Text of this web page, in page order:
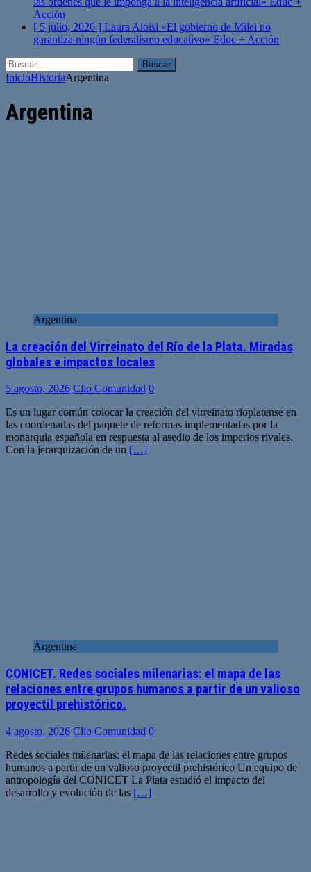
Acción
[ 5 julio, 2026 ] Laura Aloisi «El gobierno de Milei no
garantiza ningún federalismo educativo» Educ + Acción
Buscar:
InicioHistoriaArgentina
Argentina
Argentina
La creación del Virreinato del Río de la Plata. Miradas
globales e impactos locales
5 agosto, 2026 Clio Comunidad 0
Es un lugar común colocar la creación del virreinato rioplatense en
las coordenadas del paquete de reformas implementadas por la
monarquía española en respuesta al asedio de los imperios rivales.
Con la jerarquización de un […]
Argentina
CONICET. Redes sociales milenarias: el mapa de las
relaciones entre grupos humanos a partir de un valioso
proyectil prehistórico.
4 agosto, 2026 Clio Comunidad 0
Redes sociales milenarias: el mapa de las relaciones entre grupos
humanos a partir de un valioso proyectil prehistórico Un equipo de
antropología del CONICET La Plata estudió el impacto del
desarrollo y evolución de las […]